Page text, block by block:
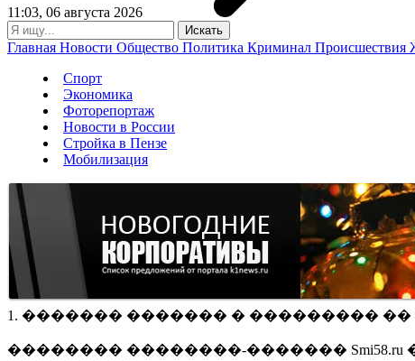
11:03, 06 августа 2026
Главная Новости Общество Политика Криминал Происшествия
Спорт
Экономика
Фоторепортаж
Новости в России
Стройка в Пензе
Мобилизация
1. ������� ������� � ���������
�������� ��������-�������